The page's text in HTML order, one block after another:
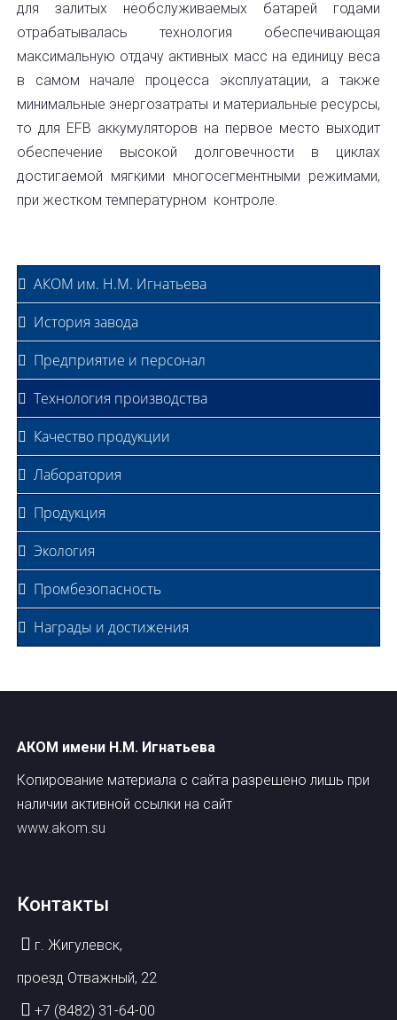
для залитых необслуживаемых батарей годами
отрабатывалась технология обеспечивающая
максимальную отдачу активных масс на единицу веса
в самом начале процесса эксплуатации, а также
минимальные энергозатраты и материальные ресурсы,
то для EFB аккумуляторов на первое место выходит
обеспечение высокой долговечности в циклах
достигаемой мягкими многосегментными режимами,
при жестком температурном контроле.
АКОМ им. Н.М. Игнатьева
История завода
Предприятие и персонал
Технология производства
Качество продукции
Лаборатория
Продукция
Экология
Промбезопасность
Награды и достижения
АКОМ имени Н.М. Игнатьева
Копирование материала с сайта разрешено лишь при
наличии активной ссылки на сайт
www.akom.su
Контакты
г. Жигулевск,
проезд Отважный, 22
+7 (8482) 31-64-00